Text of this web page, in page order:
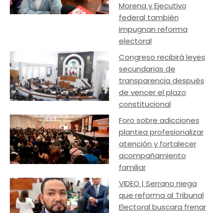
Morena y Ejecutivo
federal también
impugnan reforma
electoral
Congreso recibirá leyes
secundarias de
transparencia después
de vencer el plazo
constitucional
Foro sobre adicciones
plantea profesionalizar
atención y fortalecer
acompañamiento
familiar
VIDEO | Serrano niega
que reforma al Tribunal
Electoral buscara frenar